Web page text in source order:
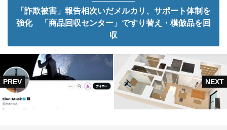
「詐欺被害」報告相次いだメルカリ、サポート体制を
強化 「商品回収センター」ですり替え・模倣品を回
収